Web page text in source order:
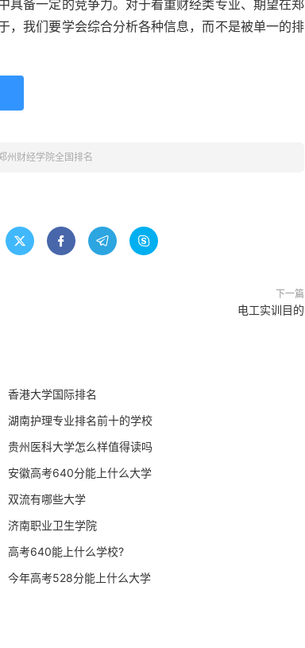
具备一定的竞争力。对于看重财经类专业、期望在郑
，我们要学会综合分析各种信息，而不是被单一的排
州财经学院全国排名
   
下一篇
电工实训目的
香港大学国际排名
湖南护理专业排名前十的学校
贵州医科大学怎么样值得读吗
安徽高考640分能上什么大学
双流有哪些大学
济南职业卫生学院
高考640能上什么学校?
今年高考528分能上什么大学